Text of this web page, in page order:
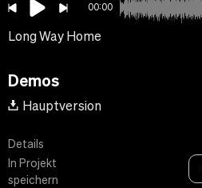
00:00
Long Way Home
Demos
Hauptversion
Details
In Projekt
speichern